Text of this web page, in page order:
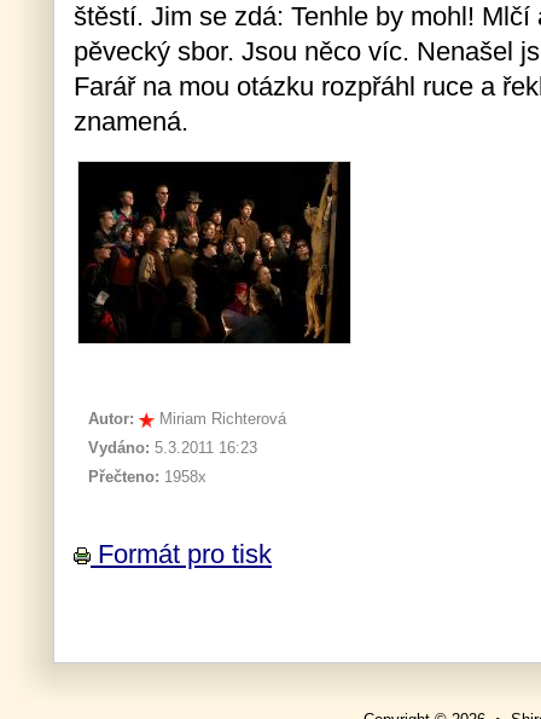
štěstí. Jim se zdá: Tenhle by mohl! Mlčí
pěvecký sbor. Jsou něco víc. Nenašel
Farář na mou otázku rozpřáhl ruce a
znamená.
Autor:
Miriam Richterová
Vydáno: 5.3.2011 16:23
Přečteno: 1958x
Formát pro tisk